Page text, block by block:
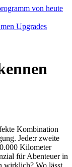
Upgrades
Kombination
Jede:r zweite
Kilometer
für Abenteuer in
wirklich? Wo lässt